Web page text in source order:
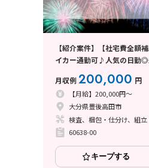
【紹介案件】【社宅費全額
イカー通勤可♪人気の日勤
月収例200,000 円
【月給】200,000円～
大分県豊後高田市
検査、梱包・仕分け、組
60638-00
キープする